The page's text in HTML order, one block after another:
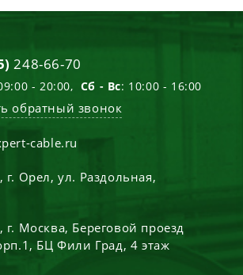
248-66-70
- 20:00, Сб - Вс: 10:00 - 16:00
обратный звонок
cable.ru
, г. Орел,ул. Раздольная,
, г. Москва, Береговой проезд
БЦ Фили Град, 4 этаж